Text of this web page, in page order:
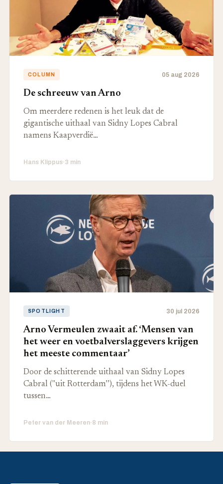
COLUMN 05 aug 2026
De schreeuw van Arno
Om meerdere redenen is het leuk dat de
gigantische uithaal van Sidny Lopes Cabral
namens Kaapverdië…
Hans Klippus·3 min
SPOTLIGHT 30 jul 2026
Arno Vermeulen zwaait af. ‘Mensen van
het weer en voetbalverslaggevers krijgen
het meeste commentaar’
Door de schitterende uithaal van Sidny Lopes
Cabral ("uit Rotterdam’’), tijdens het WK-duel
tussen…
Peter van der Meeren·8 min